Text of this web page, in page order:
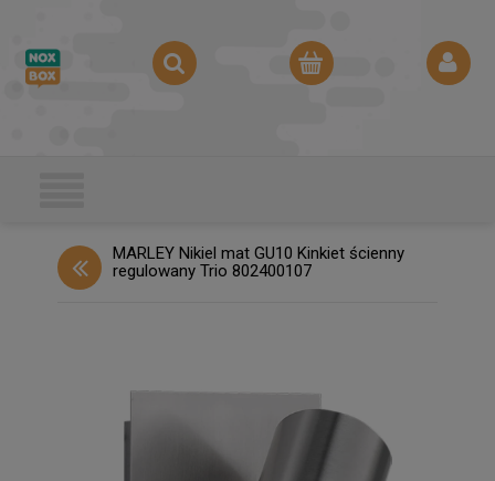
MARLEY Nikiel mat GU10 Kinkiet ścienny
regulowany Trio 802400107